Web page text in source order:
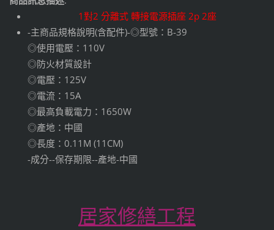
1對2 分離式 轉接電源插座 2p 2座
-主商品規格說明(含配件)-◎型號：B-39
◎使用電壓：110V
◎防火材質設計
◎電壓：125V
◎電流：15A
◎最高負載電力：1650W
◎產地：中國
◎長度：0.11M (11CM)
-成分--保存期限--產地-中國
居家修繕工程